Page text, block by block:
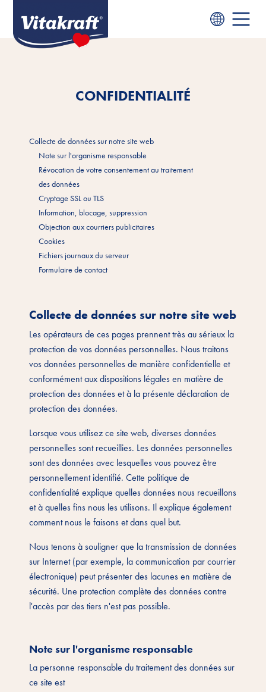
CONFIDENTIALITÉ
Collecte de données sur notre site web
Note sur l'organisme responsable
Révocation de votre consentement au traitement
des données
Cryptage SSL ou TLS
Information, blocage, suppression
Objection aux courriers publicitaires
Cookies
Fichiers journaux du serveur
Formulaire de contact
Collecte de données sur notre site web
Les opérateurs de ces pages prennent très au sérieux la
protection de vos données personnelles. Nous traitons
vos données personnelles de manière confidentielle et
conformément aux dispositions légales en matière de
protection des données et à la présente déclaration de
protection des données.
Lorsque vous utilisez ce site web, diverses données
personnelles sont recueillies. Les données personnelles
sont des données avec lesquelles vous pouvez être
personnellement identifié. Cette politique de
confidentialité explique quelles données nous recueillons
et à quelles fins nous les utilisons. Il explique également
comment nous le faisons et dans quel but.
Nous tenons à souligner que la transmission de données
sur Internet (par exemple, la communication par courrier
électronique) peut présenter des lacunes en matière de
sécurité. Une protection complète des données contre
l'accès par des tiers n'est pas possible.
Note sur l'organisme responsable
La personne responsable du traitement des données sur
ce site est